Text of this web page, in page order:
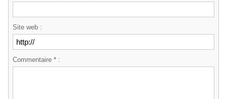
Site web :
Commentaire * :